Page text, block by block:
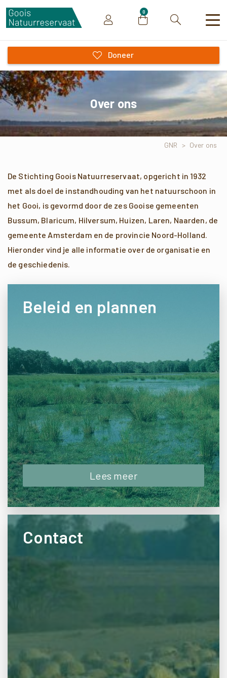
0
Zoeken
Doneer
Over ons
GNR > Over ons
De Stichting Goois Natuurreservaat, opgericht in 1932
met als doel de instandhouding van het natuurschoon in
het Gooi, is gevormd door de zes Gooise gemeenten
Bussum, Blaricum, Hilversum, Huizen, Laren, Naarden, de
gemeente Amsterdam en de provincie Noord-Holland.
Hieronder vind je alle informatie over de organisatie en
de geschiedenis.
Beleid en plannen
Lees meer
Contact